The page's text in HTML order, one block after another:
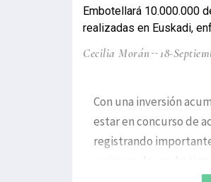
Embotellará 10.000.000
realizadas en Euskadi,
Cecilia Morán 18-
Con una inversión
estar en concurso de
registrando
acciones de